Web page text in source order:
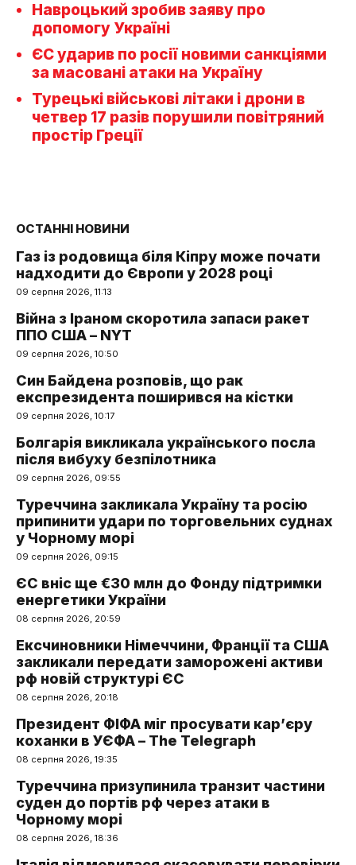
Навроцький зробив заяву про
допомогу Україні
ЄС ударив по росії новими санкціями
за масовані атаки на Україну
Турецькі військові літаки і дрони в
четвер 17 разів порушили повітряний
простір Греції
ОСТАННІ НОВИНИ
Газ із родовища біля Кіпру може почати
надходити до Європи у 2028 році
09 серпня 2026, 11:13
Війна з Іраном скоротила запаси ракет
ППО США – NYT
09 серпня 2026, 10:50
Син Байдена розповів, що рак
експрезидента поширився на кістки
09 серпня 2026, 10:17
Болгарія викликала українського посла
після вибуху безпілотника
09 серпня 2026, 09:55
Туреччина закликала Україну та росію
припинити удари по торговельних суднах
у Чорному морі
09 серпня 2026, 09:15
ЄС вніс ще €30 млн до Фонду підтримки
енергетики України
08 серпня 2026, 20:59
Ексчиновники Німеччини, Франції та США
закликали передати заморожені активи
рф новій структурі ЄС
08 серпня 2026, 20:18
Президент ФІФА міг просувати кар’єру
коханки в УЄФА – The Telegraph
08 серпня 2026, 19:35
Туреччина призупинила транзит частини
суден до портів рф через атаки в
Чорному морі
08 серпня 2026, 18:36